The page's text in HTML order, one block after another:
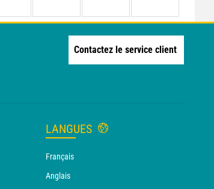
Contactez le service client
LANGUES
Français
Anglais